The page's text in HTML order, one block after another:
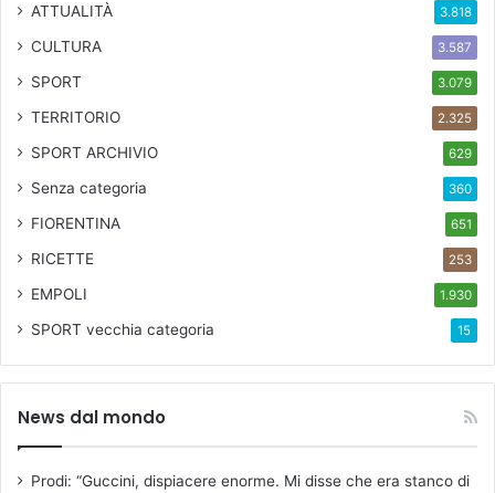
o
e
a
L
m
o
a
i
ATTUALITÀ 3.818
CULTURA 3.587
SPORT 3.079
TERRITORIO 2.325
SPORT ARCHIVIO 629
Senza categoria 360
FIORENTINA 651
RICETTE 253
EMPOLI 1.930
SPORT vecchia categoria 15
News dal mondo
Prodi: “Guccini, dispiacere enorme. Mi disse che era stanco di